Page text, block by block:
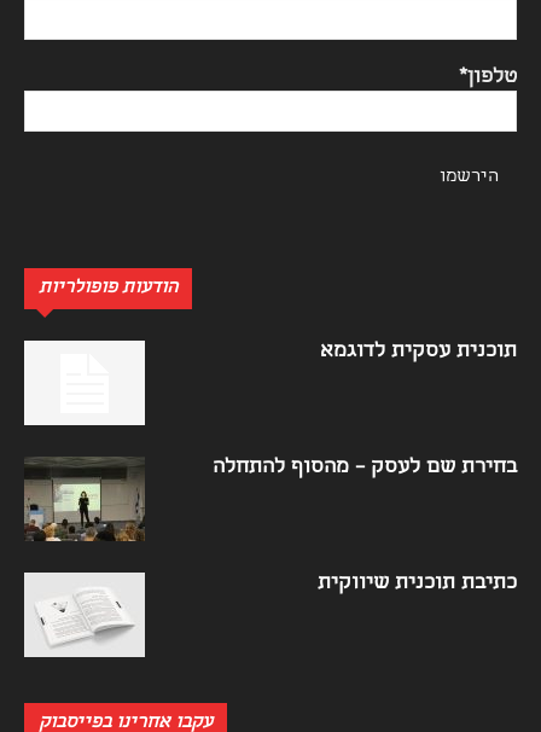
טלפון*
הודעות פופולריות
תוכנית עסקית לדוגמא
בחירת שם לעסק – מהסוף להתחלה
כתיבת תוכנית שיווקית
עקבו אחרינו בפייסבוק